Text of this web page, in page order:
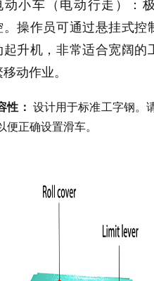
动小车（电动行走）
：
。操作员可通过悬挂式控
起升机 ， 非常适合宽阔的
移动作业。
性 ： 设计用于标准工字钢。
便正确设置滑车。